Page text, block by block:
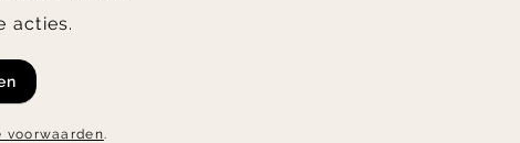
acties.
voorwaarden.